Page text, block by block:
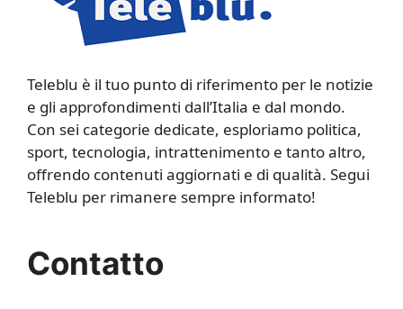
Teleblu è il tuo punto di riferimento per le notizie
e gli approfondimenti dall’Italia e dal mondo.
Con sei categorie dedicate, esploriamo politica,
sport, tecnologia, intrattenimento e tanto altro,
offrendo contenuti aggiornati e di qualità. Segui
Teleblu per rimanere sempre informato!
Contatto